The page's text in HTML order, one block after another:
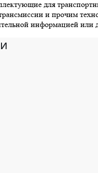
для
и прочим
информацией или